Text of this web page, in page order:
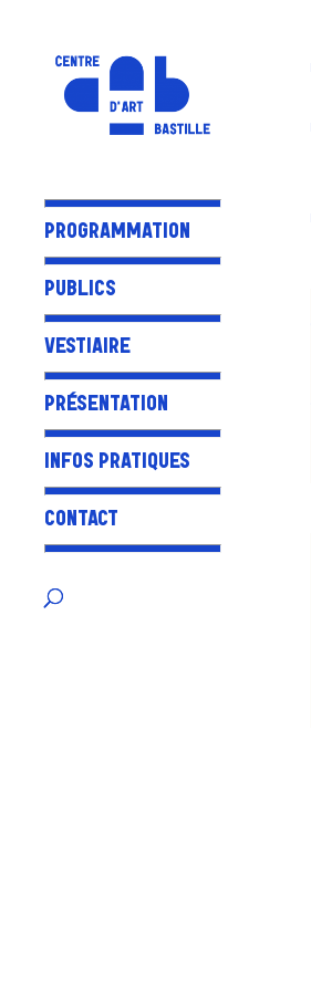
PROGRAMMATION
PUBLICS
VESTIAIRE
PRÉSENTATION
INFOS PRATIQUES
CONTACT